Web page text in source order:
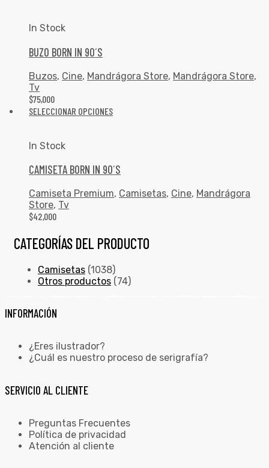
In Stock
BUZO BORN IN 90´S
Buzos, Cine, Mandrágora Store, Mandrágora Store,
Tv
$75,000
SELECCIONAR OPCIONES
In Stock
CAMISETA BORN IN 90´S
Camiseta Premium, Camisetas, Cine, Mandrágora
Store, Tv
$42,000
CATEGORÍAS DEL PRODUCTO
Camisetas (1038)
Otros productos (74)
INFORMACIÓN
¿Eres ilustrador?
¿Cuál es nuestro proceso de serigrafía?
SERVICIO AL CLIENTE
Preguntas Frecuentes
Política de privacidad
Atención al cliente